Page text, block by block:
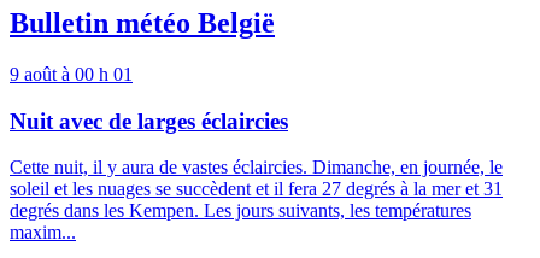
Bulletin météo België
9 août à 00 h 01
Nuit avec de larges éclaircies
Cette nuit, il y aura de vastes éclaircies. Dimanche, en journée, le
soleil et les nuages se succèdent et il fera 27 degrés à la mer et 31
degrés dans les Kempen. Les jours suivants, les températures
maxim...